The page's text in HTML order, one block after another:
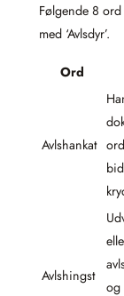
Følgende 8
med ‘Avlsdyr’.
Ord
Avlshankat
Avlshingst
og